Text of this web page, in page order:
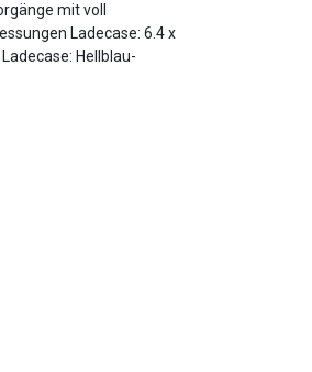
mit voll
Ladecase: 6.4 x
Hellblau-